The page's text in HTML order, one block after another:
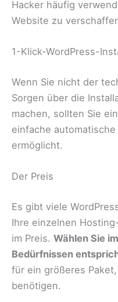
Hacker häufig
Website zu
1-Klick-WordPress-
Wenn Sie nicht der
Sorgen über die
machen, sollten Sie
einfache
ermöglicht.
Der Preis
Es gibt viele
Ihre einzelnen
im Preis. Wählen Sie
Bedürfnissen
für ein größeres
benötigen.